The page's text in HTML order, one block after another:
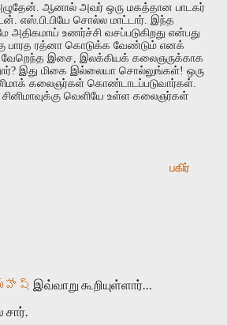
ஆனால் அவர் ஒரு மகத்தான பாடகர்
எஸ் பி பியே சொல்ல மாட்டார் இந்த
அதிகமாய் உணர்ச்சி வசப்படுகிறது என்பது
பாரத ரத்னா கொடுக்க வேண்டும் எனக்
வேறெந்த இசை இலக்கியக் கலைஞருக்காக
? இது மிகை இல்லையா சொல்லுங்கள்! ஒரு
கலைஞர்கள் கொண்டாடப்படுவார்கள்
சினிமாவுக்கு வெளியே உள்ள கலைஞர்கள்
பகிர்
இவ்வாறு கூறியுள்ளார்…